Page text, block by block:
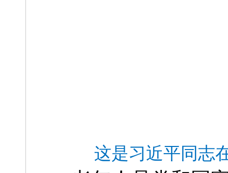
这是习近平同志